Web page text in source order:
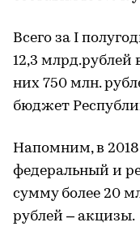
Всего за I
12,3 млрд.рублей
них 750 млн.
бюджет
Напомним, в
федеральный и
сумму более 20
рублей – акцизы.